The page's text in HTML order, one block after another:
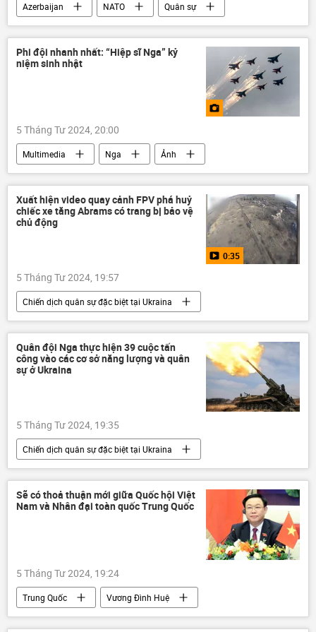
Azerbaijan NATO
Quân sự
Kavkaz
Hoa Kỳ
Armenia
Chính trị
hợp tác
Phi đội nhanh nhất: “Hiệp sĩ Nga” kỷ
niệm sinh nhật
5 Tháng Tư 2024, 20:00
Multimedia Nga
Ảnh
Hiệp sĩ Nga
Su-27 MiG-29
Xuất hiện video quay cảnh FPV phá huỷ
chiếc xe tăng Abrams có trang bị bảo vệ
chủ động
0:35
5 Tháng Tư 2024, 19:57
Chiến dịch quân sự đặc biệt tại Ukraina
Abrams
Ukraina
Nga
Quân sự
xe tăng
Hoa Kỳ
Bộ Quốc phòng Nga
Video
Quân đội Nga thực hiện 39 cuộc tấn
công vào các cơ sở năng lượng và quân
sự ở Ukraina
5 Tháng Tư 2024, 19:35
Chiến dịch quân sự đặc biệt tại Ukraina
Nga
Bộ Quốc phòng Nga
Ukraina
Quân sự
MiG-29
HIMARS
máy bay không người lái
Hoa Kỳ
Sẽ có thoả thuận mới giữa Quốc hội Việt
Nam và Nhân đại toàn quốc Trung Quốc
5 Tháng Tư 2024, 19:24
Trung Quốc
Vương Đình Huệ
Việt Nam
Chính trị quan hệ